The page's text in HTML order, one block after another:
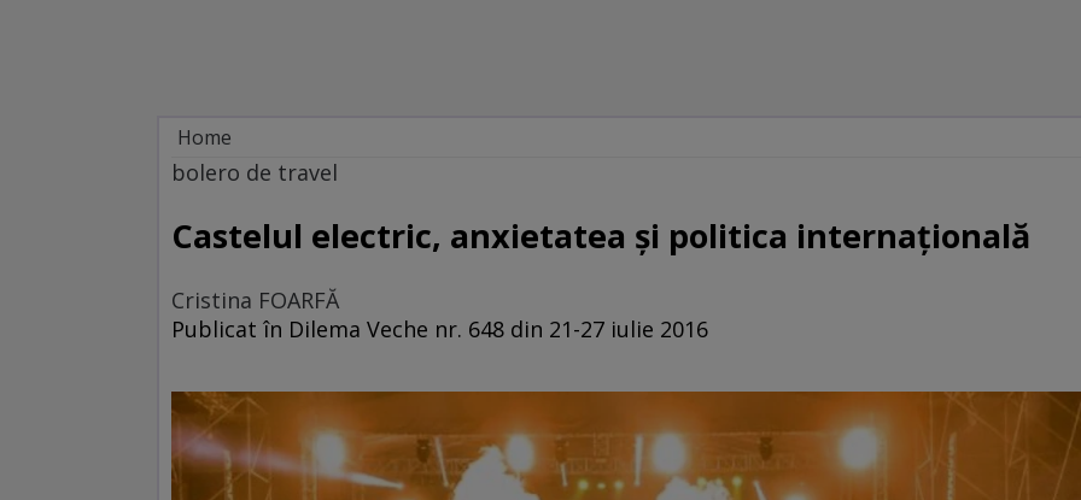
Home
La zi în cultură
bolero de travel
Castelul electric, anxietatea și politica internațională
Cristina FOARFĂ
Publicat în Dilema Veche nr. 648 din 21-27 iulie 2016